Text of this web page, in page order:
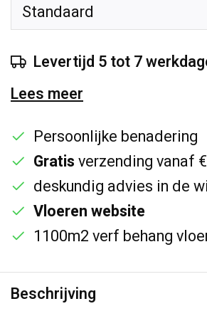
Standaard
Levertijd 5 tot 7
Lees meer
Persoonlijke benadering
Gratisverzending vanaf
deskundig advies in de
Vloeren website
1100m2 verf behang
Beschrijving